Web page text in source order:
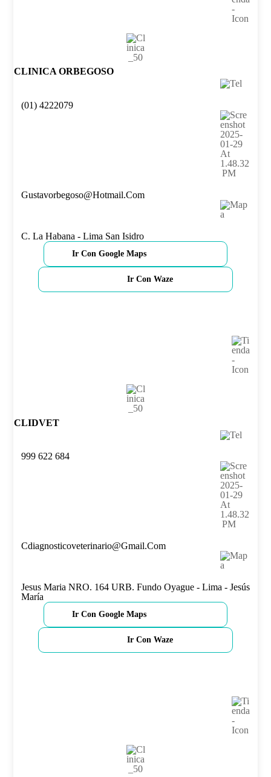
CLINICA ORBEGOSO
(01) 4222079
Gustavorbegoso@hotmail.com
C. La Habana - Lima San Isidro
Ir Con Google Maps
Ir Con Waze
CLIDVET
999 622 684
Cdiagnosticoveterinario@gmail.com
Jesus Maria NRO. 164 URB. Fundo Oyague - Lima - Jesús
María
Ir Con Google Maps
Ir Con Waze